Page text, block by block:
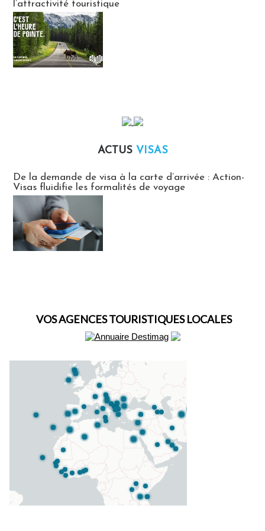
l’attractivité touristique
ACTUS VISAS
De la demande de visa à la carte d’arrivée : Action-
Visas fluidifie les formalités de voyage
VOS AGENCES TOURISTIQUES LOCALES